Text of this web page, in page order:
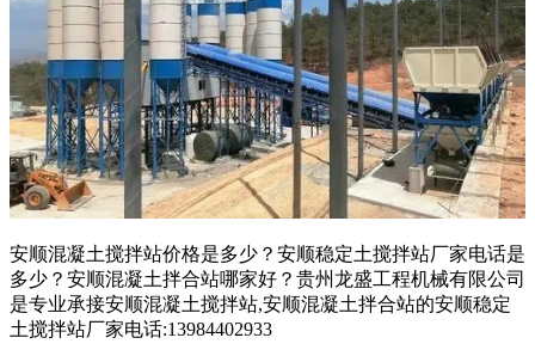
安顺混凝土搅拌站价格是多少？安顺稳定土搅拌站厂家电话是
多少？安顺混凝土拌合站哪家好？贵州龙盛工程机械有限公司
是专业承接安顺混凝土搅拌站,安顺混凝土拌合站的安顺稳定
土搅拌站厂家电话:13984402933